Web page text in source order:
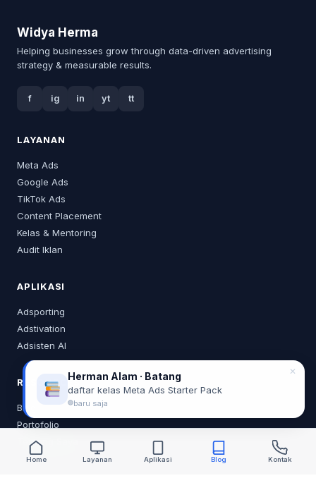
Widya Herma
Helping businesses grow through data-driven advertising
strategy & measurable results.
f ig in yt tt
LAYANAN
Meta Ads
Google Ads
TikTok Ads
Content Placement
Kelas & Mentoring
Audit Iklan
APLIKASI
Adsporting
Adstivation
Adsisten AI
RESOURCES
Blog
Portofolio
Tentang Saya
Home Layanan Aplikasi Blog Kontak
Herman Alam · Batang
daftar kelas Meta Ads Starter Pack
baru saja
✕